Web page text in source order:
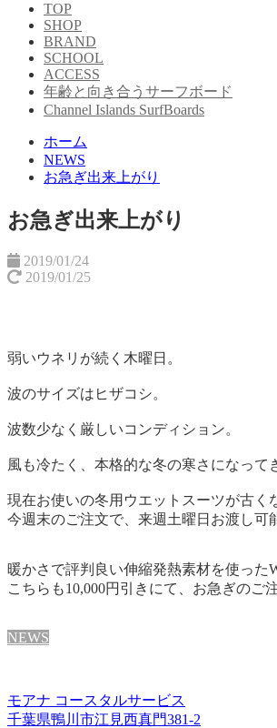
TOP
SHOP
BRAND
SCHOOL
ACCESS
年齢と向き合うサーフボード
Channel Islands SurfBoards
ホーム
NEWS
お急ぎ出来上がり
お急ぎ出来上がり
2019/01/24
2019/01/25
弱いウネリが続く木曜日。
波のサイズはヒザコシ。
波数少なく厳しいコンディション。
風も冷たく、本格的な冬の寒さになって
現在お使いの冬用ウエットスーツが古く
今週末のご注文で、来週土曜日お渡し可
暖かさで評判良い伸縮発熱素材を使った
こちらも10,000円引きにて、お急ぎのご
NEWS
モアナ コースタルサービス
千葉県鴨川市江見西真門381-2